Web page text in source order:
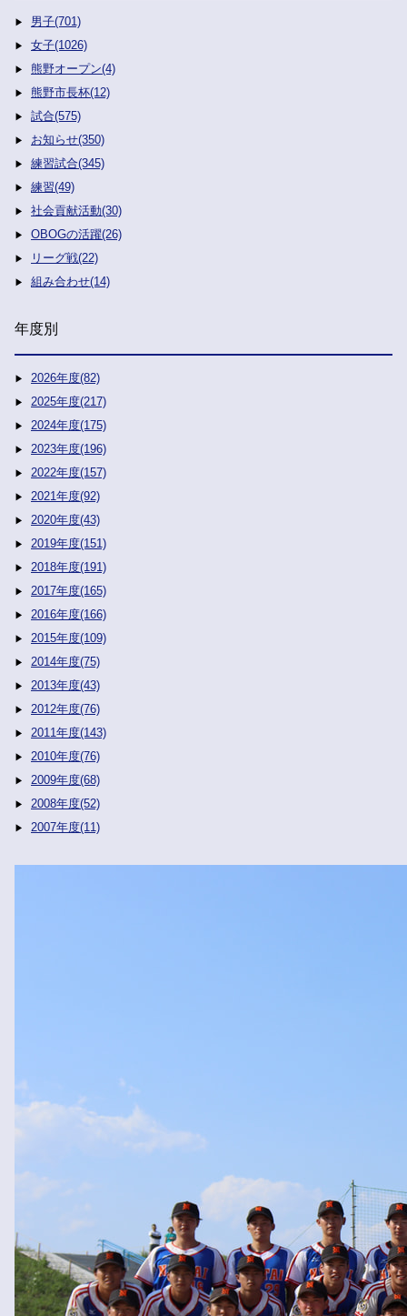
男子(701)
女子(1026)
熊野オープン(4)
熊野市長杯(12)
試合(575)
お知らせ(350)
練習試合(345)
練習(49)
社会貢献活動(30)
OBOGの活躍(26)
リーグ戦(22)
組み合わせ(14)
年度別
2026年度(82)
2025年度(217)
2024年度(175)
2023年度(196)
2022年度(157)
2021年度(92)
2020年度(43)
2019年度(151)
2018年度(191)
2017年度(165)
2016年度(166)
2015年度(109)
2014年度(75)
2013年度(43)
2012年度(76)
2011年度(143)
2010年度(76)
2009年度(68)
2008年度(52)
2007年度(11)